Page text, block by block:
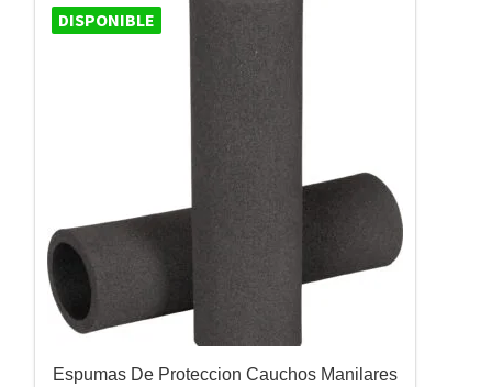
DISPONIBLE
Espumas De Proteccion Cauchos Manilares